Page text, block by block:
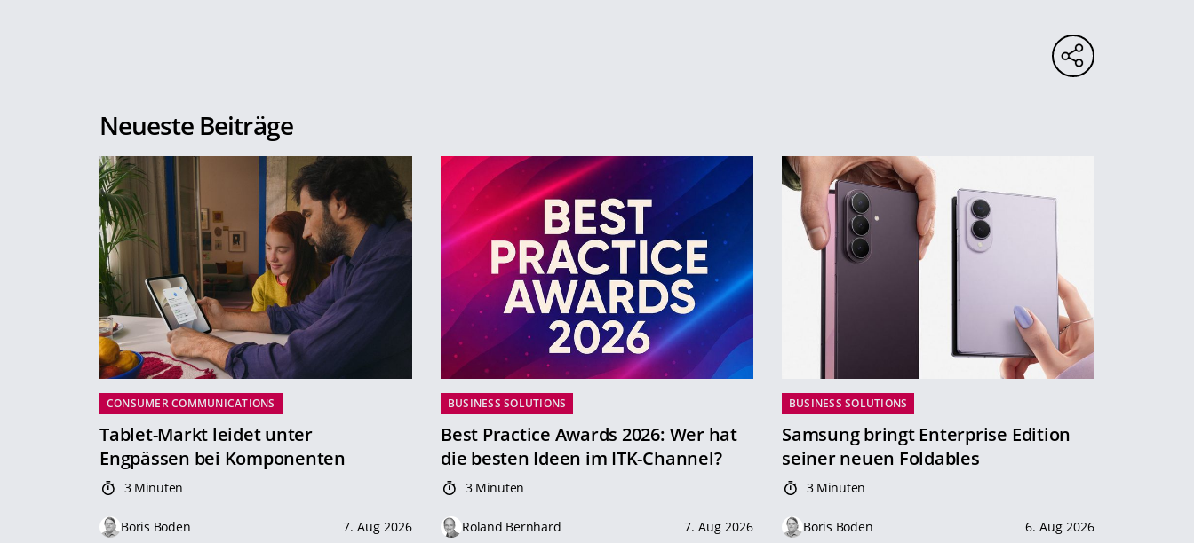
Neueste Beiträge
CONSUMER COMMUNICATIONS
Tablet-Markt leidet unter
Engpässen bei Komponenten
3 Minuten
Boris Boden 7. Aug 2026
BUSINESS SOLUTIONS
Best Practice Awards 2026: Wer hat
die besten Ideen im ITK-Channel?
3 Minuten
Roland Bernhard 7. Aug 2026
BUSINESS SOLUTIONS
Samsung bringt Enterprise Edition
seiner neuen Foldables
3 Minuten
Boris Boden 6. Aug 2026